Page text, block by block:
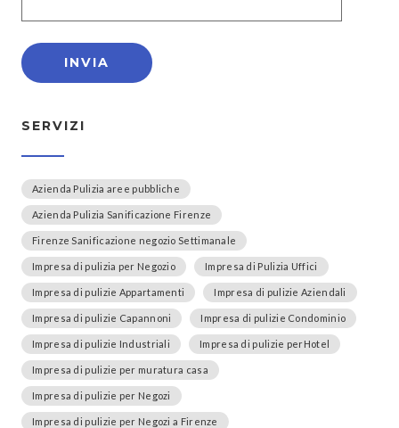
SERVIZI
Azienda Pulizia aree pubbliche
Azienda Pulizia Sanificazione Firenze
Firenze Sanificazione negozio Settimanale
Impresa di pulizia per Negozio Impresa di Pulizia Uffici
Impresa di pulizie Appartamenti Impresa di pulizie Aziendali
Impresa di pulizie Capannoni Impresa di pulizie Condominio
Impresa di pulizie Industriali Impresa di pulizie perHotel
Impresa di pulizie per muratura casa
Impresa di pulizie per Negozi
Impresa di pulizie per Negozi a Firenze